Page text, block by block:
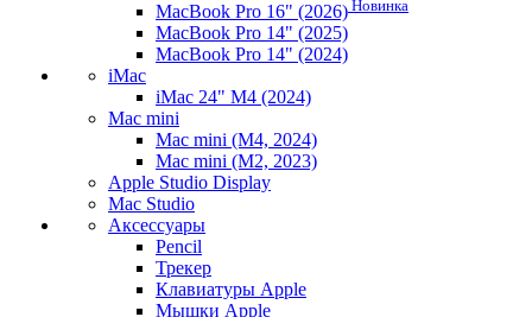
MacBook Pro 16" (2026) Новинка
MacBook Pro 14" (2025)
MacBook Pro 14" (2024)
iMac
iMac 24" M4 (2024)
Mac mini
Mac mini (M4, 2024)
Mac mini (M2, 2023)
Apple Studio Display
Mac Studio
Аксессуары
Pencil
Трекер
Клавиатуры Apple
Мышки Apple